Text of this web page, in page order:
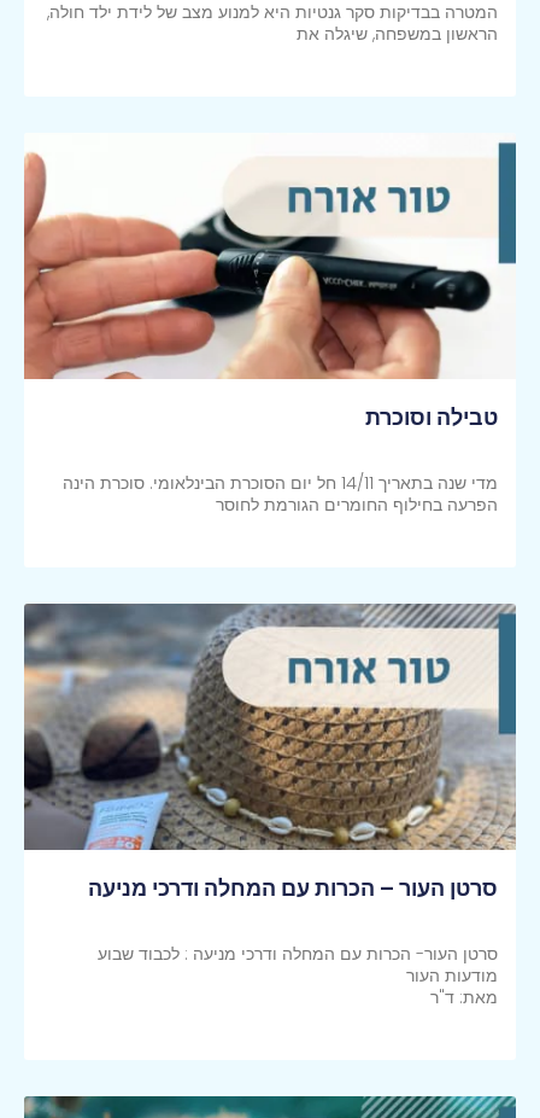
המטרה בבדיקות סקר גנטיות היא למנוע מצב של לידת ילד חולה,
הראשון במשפחה, שיגלה את
טבילה וסוכרת
מדי שנה בתאריך 14/11 חל יום הסוכרת הבינלאומי. סוכרת הינה
הפרעה בחילוף החומרים הגורמת לחוסר
סרטן העור – הכרות עם המחלה ודרכי מניעה
סרטן העור- הכרות עם המחלה ודרכי מניעה : לכבוד שבוע
מודעות העור
מאת: ד"ר